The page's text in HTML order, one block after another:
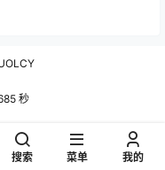
秒
搜索 菜单 我的